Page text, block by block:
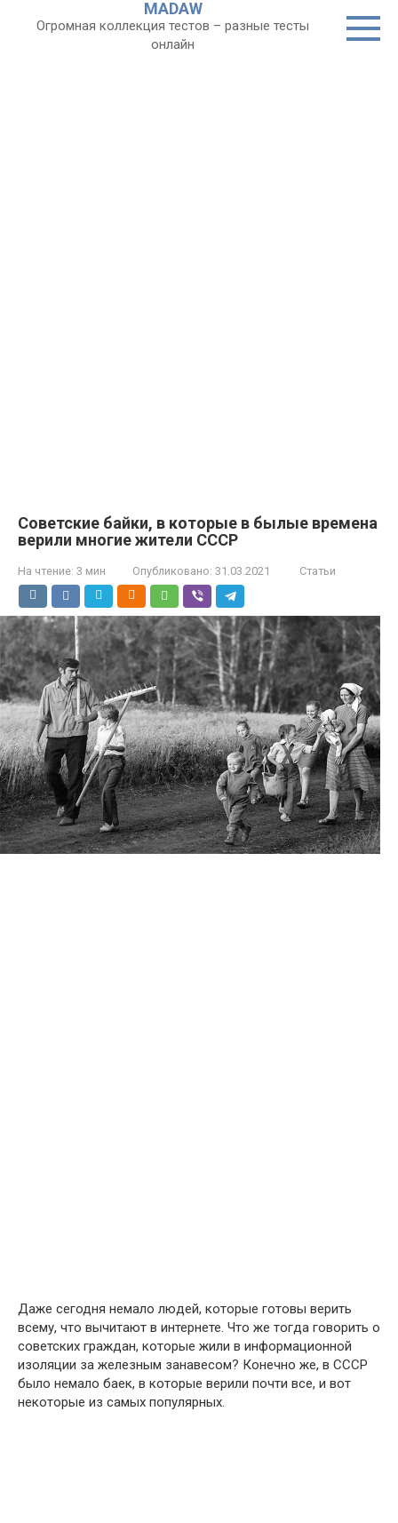
MADAW
Огромная коллекция тестов – разные тесты
онлайн
Советские байки, в которые в былые времена
верили многие жители СССР
На чтение: 3 мин Опубликовано: 31.03.2021 Статьи
Даже сегодня немало людей, которые готовы верить
всему, что вычитают в интернете. Что же тогда говорить о
советских граждан, которые жили в информационной
изоляции за железным занавесом? Конечно же, в СССР
было немало баек, в которые верили почти все, и вот
некоторые из самых популярных.